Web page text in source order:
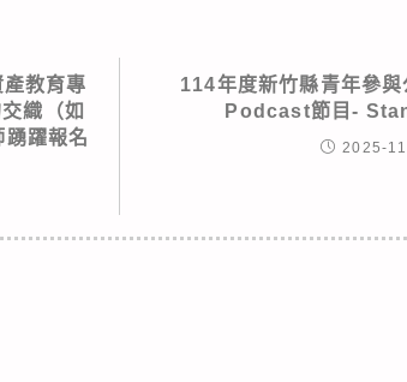
教育專
織（如
踴躍報名
114年度新竹縣青年參
Podcast節目-
2025-